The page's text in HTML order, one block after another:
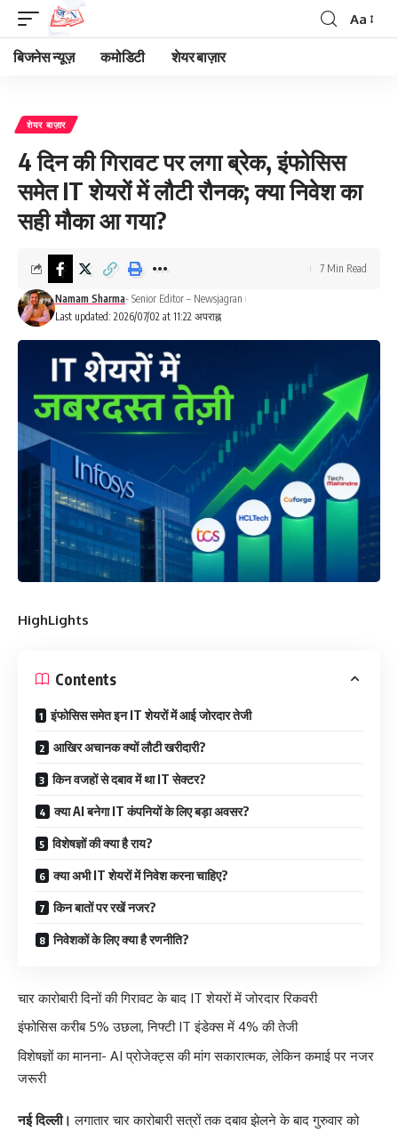
Font
Aa
बिजनेस न्यूज़ कमोडिटी शेयर बाज़ार
शेयर बाज़ार
4 दिन की गिरावट पर लगा ब्रेक, इंफोसिस
समेत IT शेयरों में लौटी रौनक; क्या निवेश का
सही मौका आ गया?
Last updated: 2026/07/02 at 11:22 अपराह्न
Namam Sharma- Senior Editor – Newsjagran
7 Min Read
HighLights
Contents
इंफोसिस समेत इन IT शेयरों में आई जोरदार तेजी
आखिर अचानक क्यों लौटी खरीदारी?
किन वजहों से दबाव में था IT सेक्टर?
क्या AI बनेगा IT कंपनियों के लिए बड़ा अवसर?
विशेषज्ञों की क्या है राय?
क्या अभी IT शेयरों में निवेश करना चाहिए?
किन बातों पर रखें नजर?
निवेशकों के लिए क्या है रणनीति?
चार कारोबारी दिनों की गिरावट के बाद IT शेयरों में जोरदार रिकवरी
इंफोसिस करीब 5% उछला, निफ्टी IT इंडेक्स में 4% की तेजी
विशेषज्ञों का मानना- AI प्रोजेक्ट्स की मांग सकारात्मक, लेकिन कमाई पर नजर
जरूरी
नई दिल्ली। लगातार चार कारोबारी सत्रों तक दबाव झेलने के बाद गुरुवार को